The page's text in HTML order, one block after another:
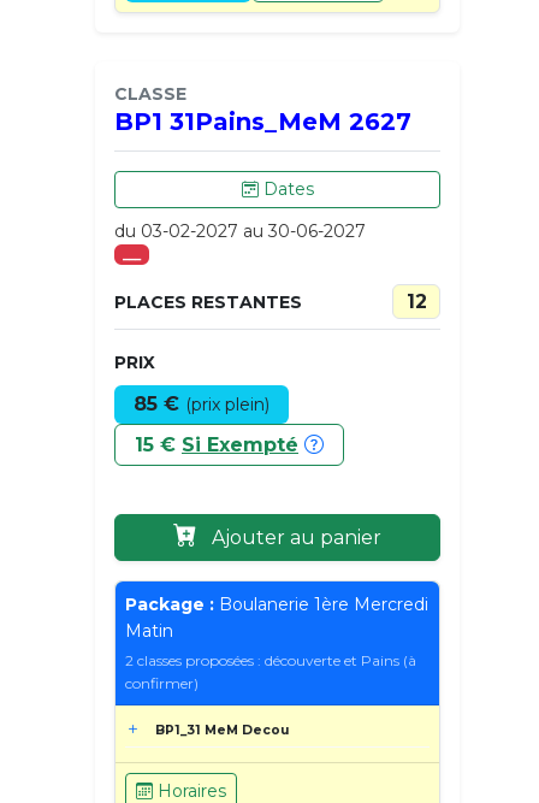
CLASSE
BP1 31Pains_MeM 2627
Dates
du 03-02-2027 au 30-06-2027
PLACES RESTANTES 12
PRIX
85 € (prix plein)
15 € Si Exempté
Ajouter au panier
Package : Boulanerie 1ère Mercredi
Matin
2 classes proposées : découverte et Pains (à
confirmer)
BP1_31 MeM Decou
Horaires